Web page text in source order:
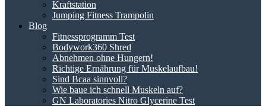
Kraftstation
Jumping Fitness Trampolin
Blog
Fitnessprogramm Test
Bodywork360 Shred
Abnehmen ohne Hungern!
Richtige Ernährung für Muskelaufbau!
Sind Bcaa sinnvoll?
Wie baue ich schnell Muskeln auf?
GN Laboratories Nitro Glycerine Test